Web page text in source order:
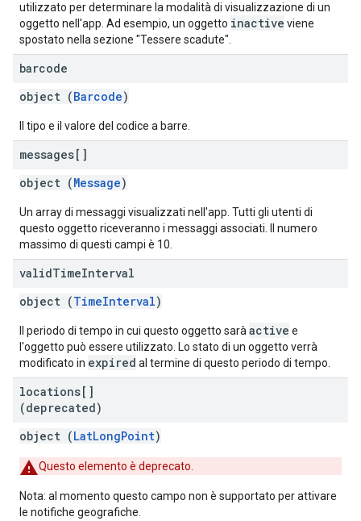
utilizzato per determinare la modalità di visualizzazione di un
oggetto nell'app. Ad esempio, un oggetto inactive viene
spostato nella sezione "Tessere scadute".
barcode
object (Barcode)
Il tipo e il valore del codice a barre.
messages[]
object (Message)
Un array di messaggi visualizzati nell'app. Tutti gli utenti di
questo oggetto riceveranno i messaggi associati. Il numero
massimo di questi campi è 10.
validTimeInterval
object (TimeInterval)
Il periodo di tempo in cui questo oggetto sarà active e
l'oggetto può essere utilizzato. Lo stato di un oggetto verrà
modificato in expired al termine di questo periodo di tempo.
locations[]
(deprecated)
object (LatLongPoint)
Questo elemento è deprecato.
Nota: al momento questo campo non è supportato per attivare
le notifiche geografiche.